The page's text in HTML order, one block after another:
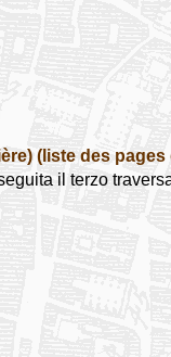
(liste des pages
il terzo